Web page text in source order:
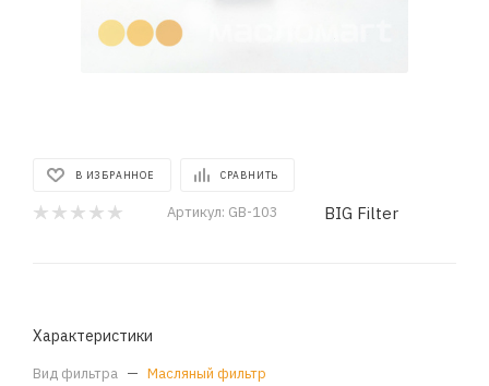
В ИЗБРАННОЕ СРАВНИТЬ
Артикул: GB-103 BIG Filter
Характеристики
Вид фильтра — Масляный фильтр